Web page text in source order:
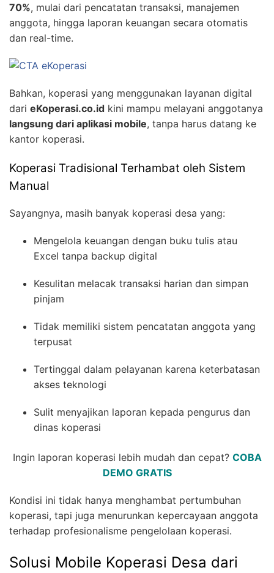
70%, mulai dari pencatatan transaksi, manajemen
anggota, hingga laporan keuangan secara otomatis
dan real-time.
Bahkan, koperasi yang menggunakan layanan digital
dari eKoperasi.co.id kini mampu melayani anggotanya
langsung dari aplikasi mobile, tanpa harus datang ke
kantor koperasi.
Koperasi Tradisional Terhambat oleh Sistem
Manual
Sayangnya, masih banyak koperasi desa yang:
Mengelola keuangan dengan buku tulis atau
Excel tanpa backup digital
Kesulitan melacak transaksi harian dan simpan
pinjam
Tidak memiliki sistem pencatatan anggota yang
terpusat
Tertinggal dalam pelayanan karena keterbatasan
akses teknologi
Sulit menyajikan laporan kepada pengurus dan
dinas koperasi
Ingin laporan koperasi lebih mudah dan cepat? COBA
DEMO GRATIS
Kondisi ini tidak hanya menghambat pertumbuhan
koperasi, tapi juga menurunkan kepercayaan anggota
terhadap profesionalisme pengelolaan koperasi.
Solusi Mobile Koperasi Desa dari